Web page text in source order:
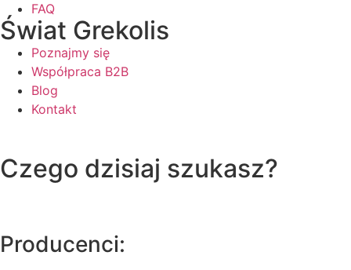
FAQ
Świat Grekolis
Poznajmy się
Współpraca B2B
Blog
Kontakt
Czego dzisiaj szukasz?
Producenci: